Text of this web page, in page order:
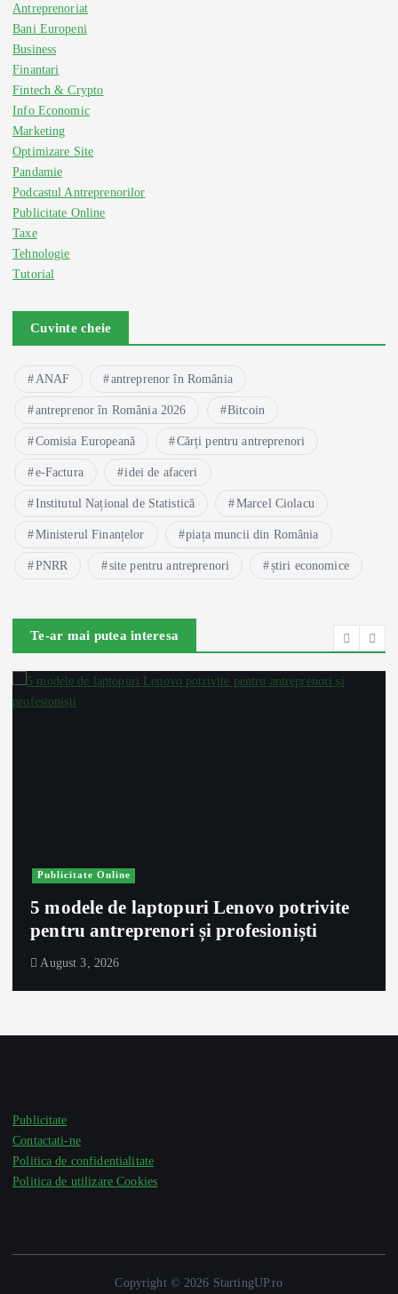
Antreprenoriat
Bani Europeni
Business
Finantari
Fintech & Crypto
Info Economic
Marketing
Optimizare Site
Pandamie
Podcastul Antreprenorilor
Publicitate Online
Taxe
Tehnologie
Tutorial
Cuvinte cheie
ANAF antreprenor în România
antreprenor în România 2026 Bitcoin
Comisia Europeană Cărți pentru antreprenori
e-Factura idei de afaceri
Institutul Național de Statistică Marcel Ciolacu
Ministerul Finanțelor piața muncii din România
PNRR site pentru antreprenori știri economice
Te-ar mai putea interesa
Publicitate Online
5 modele de laptopuri Lenovo potrivite
pentru antreprenori și profesioniști
August 3, 2026
Publicitate
Contactati-ne
Politica de confidentialitate
Politica de utilizare Cookies
Copyright © 2026 StartingUP.ro